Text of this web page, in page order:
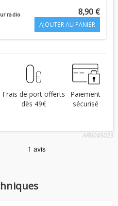
radio
8,90 €
AJOUTER AU PANIER
Frais de port offerts
dès 49€
Paiement
sécurisé
AR0045023